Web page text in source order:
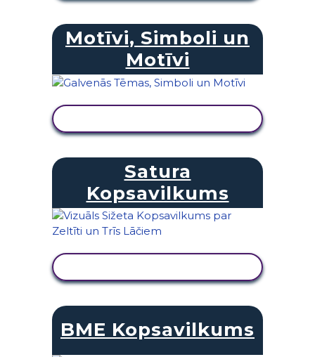
Motīvi, Simboli un
Motīvi
Satura
Kopsavilkums
BME Kopsavilkums